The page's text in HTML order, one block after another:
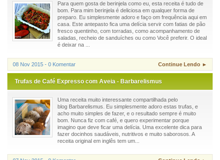
Para quem gosta de berinjela como eu, esta receita é tudo de
bom. Para mim berinjela é deliciosa em qualquer forma de
preparo. Eu simplesmente adoro e faço om frequência aqui em
casa. Este antepasto fica uma delícia servir com fatias de pão
fresco quentinho, com torradas, como acompanhamento de
saladas, recheio de sanduíches ou como Você preferir. O ideal
é deixar na ...
08 Nov 2015 - 0 Komentar Continue Lendo ►
Trufas de Café Expresso com Aveia - Barbarelismus
Uma receita muito interessante compartilhada pelo
blog Barbarelismus. Eu simplesmente adoro estas trufas, e
acho muito simples de fazer, e o resultado sempre é muito
bom. Nunca fiz com café, e quero experimentar porque
imagino que deve ficar uma delícia. Uma excelente dica para
fazer docinhos saudáveis, nutritivos e muito saborosos. A
receita original em inglês tem um...